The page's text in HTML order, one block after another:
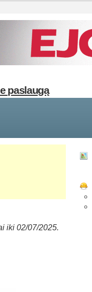
paslaugą
iki 02/07/2025.